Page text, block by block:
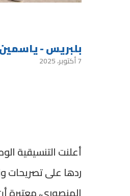
بلبريس -
7 أكتوبر، 2025
أعلنت التنسيقية
ردها على تصريحات